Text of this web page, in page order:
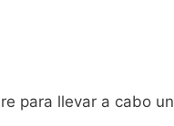
para llevar a cabo